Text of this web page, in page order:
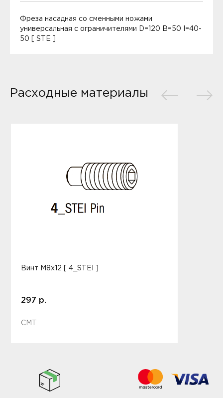
Фреза насадная со сменными ножами
универсальная с ограничителями D=120 B=50 I=40-
50 [ STE ]
Расходные материалы
Винт M8x12 [ 4_STEI ]
297 р.
CMT